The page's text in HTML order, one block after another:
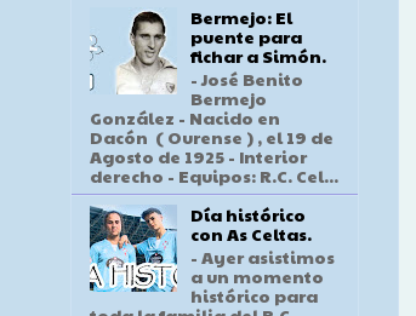
Bermejo: El
puente para
fichar a Simón.
- José Benito
Bermejo
González - Nacido en
Dacón ( Ourense ) , el 19 de
Agosto de 1925 - Interior
derecho - Equipos: R.C. Cel...
Día histórico
con As Celtas.
- Ayer asistimos
a un momento
histórico para